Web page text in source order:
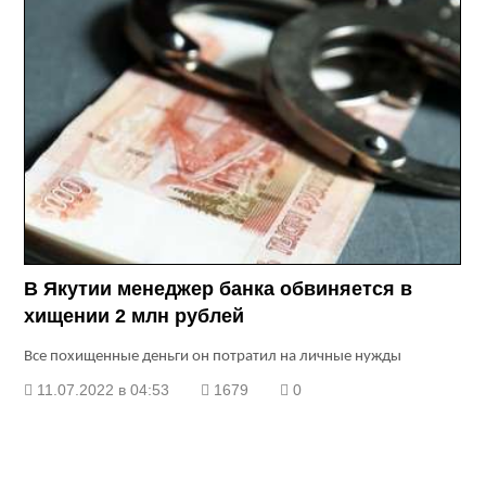
В Якутии менеджер банка обвиняется в
хищении 2 млн рублей
Все похищенные деньги он потратил на личные нужды
11.07.2022 в 04:53 1679 0